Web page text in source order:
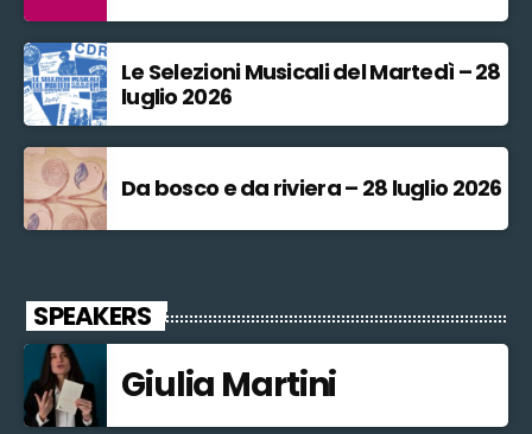
Le Selezioni Musicali del Martedì – 28
luglio 2026
Da bosco e da riviera – 28 luglio 2026
SPEAKERS
Giulia Martini